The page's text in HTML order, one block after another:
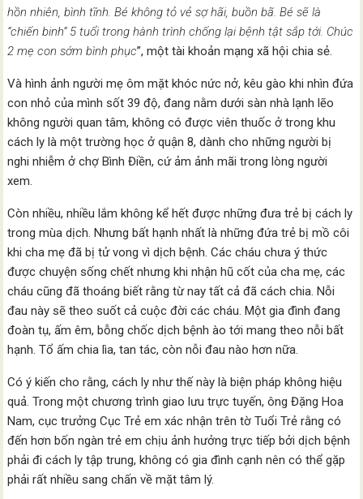
hồn nhiên, bình tĩnh. Bé không tỏ vẻ sợ hãi, buồn bã. Bé sẽ là
“chiến binh” 5 tuổi trong hành trình chống lại bệnh tật sắp tới. Chúc
2 mẹ con sớm bình phục”, một tài khoản mạng xã hội chia sẻ.
Và hình ảnh người mẹ ôm mặt khóc nức nở, kêu gào khi nhìn đứa
con nhỏ của mình sốt 39 độ, đang nằm dưới sàn nhà lạnh lẽo
không người quan tâm, không có được viên thuốc ở trong khu
cách ly là một trường học ở quận 8, dành cho những người bị
nghi nhiễm ở chợ Bình Điền, cứ ảm ảnh mãi trong lòng người
xem.
Còn nhiều, nhiều lắm không kể hết được những đưa trẻ bị cách ly
trong mùa dịch. Nhưng bất hạnh nhất là những đứa trẻ bị mồ côi
khi cha mẹ đã bị tử vong vì dịch bệnh. Các cháu chưa ý thức
được chuyện sống chết nhưng khi nhận hũ cốt của cha mẹ, các
cháu cũng đã thoáng biết rằng từ nay tất cả đã cách chia. Nỗi
đau này sẽ theo suốt cả cuộc đời các cháu. Một gia đình đang
đoàn tụ, ấm êm, bỗng chốc dịch bệnh ào tới mang theo nỗi bất
hạnh. Tổ ấm chia lìa, tan tác, còn nỗi đau nào hơn nữa.
Có ý kiến cho rằng, cách ly như thế này là biện pháp không hiệu
quả. Trong một chương trình giao lưu trực tuyến, ông Đặng Hoa
Nam, cục trưởng Cục Trẻ em xác nhận trên tờ Tuổi Trẻ rằng có
đến hơn bốn ngàn trẻ em chịu ảnh hưởng trực tiếp bởi dịch bệnh
phải đi cách ly tập trung, không có gia đình cạnh nên có thể gặp
phải rất nhiều sang chấn về mặt tâm lý.